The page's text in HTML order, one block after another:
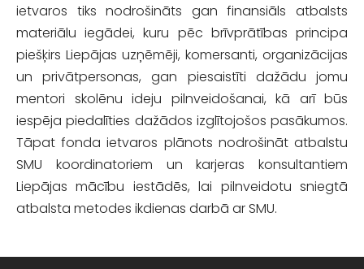
ietvaros tiks nodrošināts gan finansiāls atbalsts
materiālu iegādei, kuru pēc brīvprātības principa
piešķirs Liepājas uzņēmēji, komersanti, organizācijas
un privātpersonas, gan piesaistīti dažādu jomu
mentori skolēnu ideju pilnveidošanai, kā arī būs
iespēja piedalīties dažādos izglītojošos pasākumos.
Tāpat fonda ietvaros plānots nodrošināt atbalstu
SMU koordinatoriem un karjeras konsultantiem
Liepājas mācību iestādēs, lai pilnveidotu sniegtā
atbalsta metodes ikdienas darbā ar SMU.